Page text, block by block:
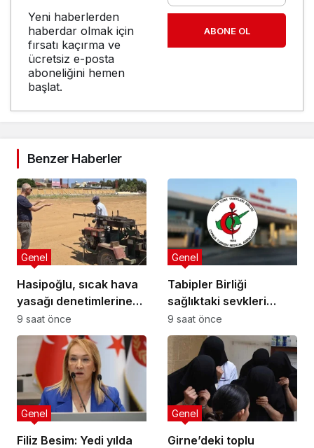
Yeni haberlerden
haberdar olmak için
fırsatı kaçırma ve
ücretsiz e-posta
aboneliğini hemen
başlat.
ABONE OL
Benzer Haberler
Hasipoğlu, sıcak hava
yasağı denetimlerine
sahada katıldı
Genel
9 saat önce
Tabipler Birliği
sağlıktaki sevkleri
eleştirdi: Harcamalar
kamuoyuyla
paylaşılmalı!
Genel
9 saat önce
Filiz Besim: Yedi yılda
Genel
Girne’deki toplu
Genel